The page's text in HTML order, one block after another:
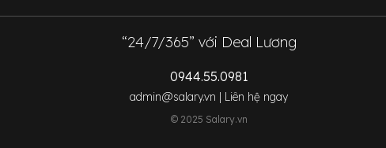
“24/7/365” với Deal Lương
0944.55.0981
admin@salary.vn | Liên hệ ngay
© 2025 Salary.vn